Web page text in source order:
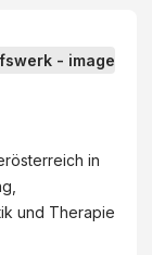
in
und Therapie